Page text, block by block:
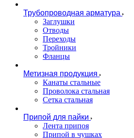
Трубопроводная арматура
Заглушки
Отводы
Переходы
Тройники
Фланцы
Метизная продукция
Канаты стальные
Проволока стальная
Сетка стальная
Припой для пайки
Лента припоя
Припой в чушках